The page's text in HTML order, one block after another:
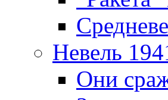
Невель
Они